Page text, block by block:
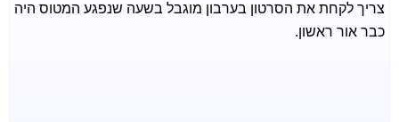
צריך לקחת את הסרטון בערבון מוגבל בשעה שנפגע המטוס היה
כבר אור ראשון.